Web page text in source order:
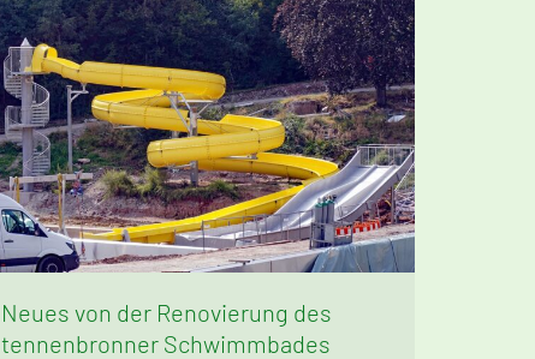
Neues von der Renovierung des
tennenbronner Schwimmbades